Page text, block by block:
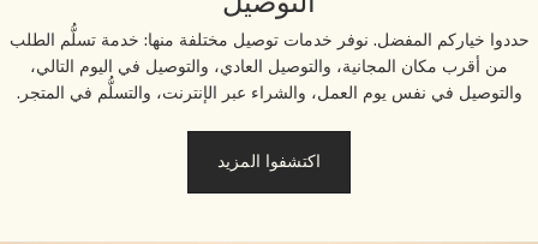
خياركم المفضل. نوفر خدمات توصيل مختلفة منها: خدمة تسلُّم الطلب
من أقرب مكان المجانية، والتوصيل العادي، والتوصيل في اليوم التالي،
والتوصيل في نفس يوم العمل، والشراء عبر الإنترنت، والتسلُّم في المتجر.
اكتشفوا المزيد